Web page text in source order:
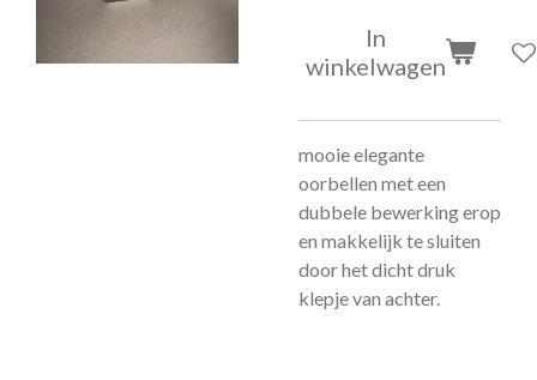
In
winkelwagen
mooie elegante
oorbellen met een
dubbele bewerking erop
en makkelijk te sluiten
door het dicht druk
klepje van achter.